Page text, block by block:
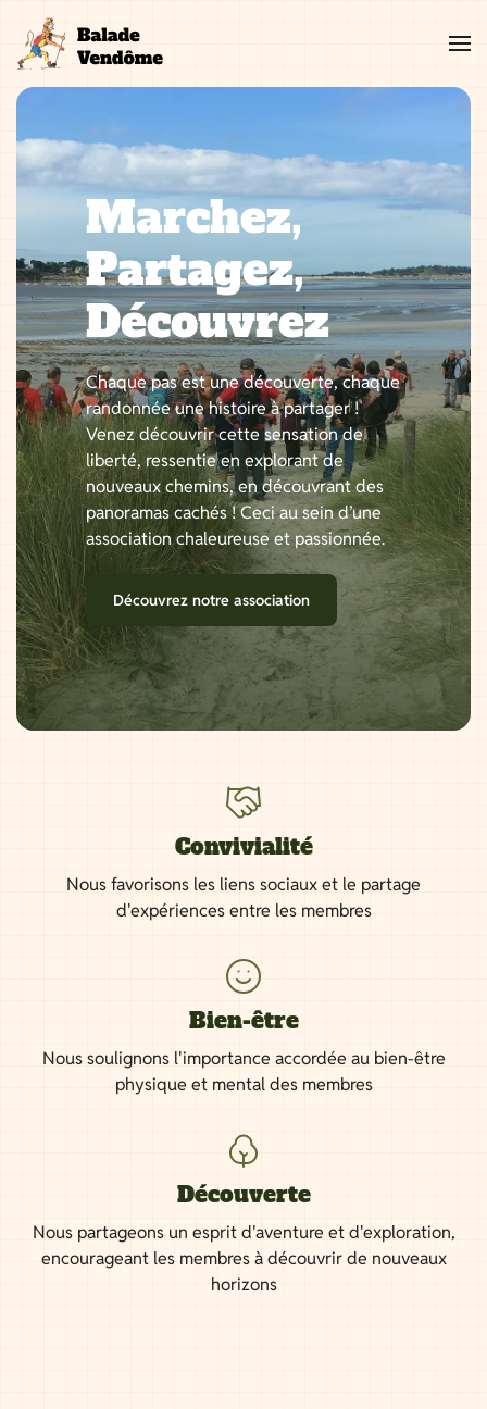
contenu
Marchez,
Partagez,
Découvrez
Chaque pas est une découverte, chaque
randonnée une histoire à partager !
Venez découvrir cette sensation de
liberté, ressentie en explorant de
nouveaux chemins, en découvrant des
panoramas cachés ! Ceci au sein d’une
association chaleureuse et passionnée.
Découvrez notre association
Convivialité
Nous favorisons les liens sociaux et le partage
d'expériences entre les membres
Bien-être
Nous soulignons l'importance accordée au bien-être
physique et mental des membres
Découverte
Nous partageons un esprit d'aventure et d'exploration,
encourageant les membres à découvrir de nouveaux
horizons